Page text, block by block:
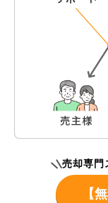
売却専門
【